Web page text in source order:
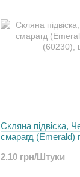
Скляна підвіска,
смарагд (Emerald)
2.10 грн/Штуки